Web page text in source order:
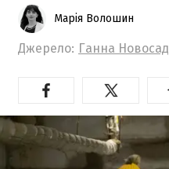
Марія Волошин
Джерело: Ганна Новосад